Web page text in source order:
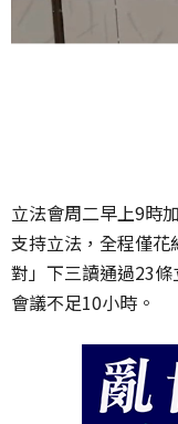
立法會周二早上9時
支持立法，全程僅
對」下三讀通過23
會議不足10小時。⁣